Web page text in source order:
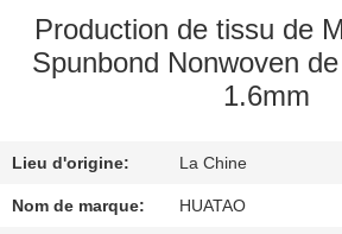
VISITE
D'USINE
DE
QUALITÉ
Production de tissu de
Spunbond Nonwoven
1.6mm
Lieu d'origine: La Chine
Nom de marque: HUATAO